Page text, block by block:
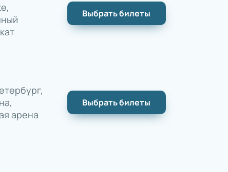
Выбрать билеты
арена
Выбрать билеты